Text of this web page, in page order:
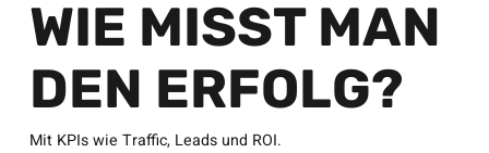
WIE MISST MAN
DEN ERFOLG?
Mit KPIs wie Traffic, Leads und ROI.